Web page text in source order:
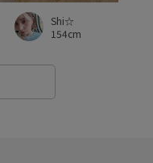
Shi☆
154cm